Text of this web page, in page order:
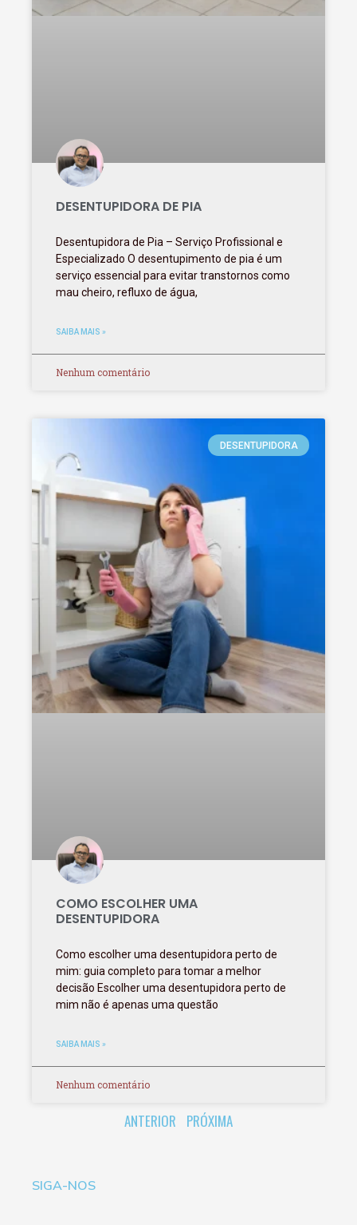
DESENTUPIDORA DE PIA
Desentupidora de Pia – Serviço Profissional e
Especializado O desentupimento de pia é um
serviço essencial para evitar transtornos como
mau cheiro, refluxo de água,
SAIBA MAIS »
Nenhum comentário
DESENTUPIDORA
COMO ESCOLHER UMA
DESENTUPIDORA
Como escolher uma desentupidora perto de
mim: guia completo para tomar a melhor
decisão Escolher uma desentupidora perto de
mim não é apenas uma questão
SAIBA MAIS »
Nenhum comentário
ANTERIOR PRÓXIMA
SIGA-NOS